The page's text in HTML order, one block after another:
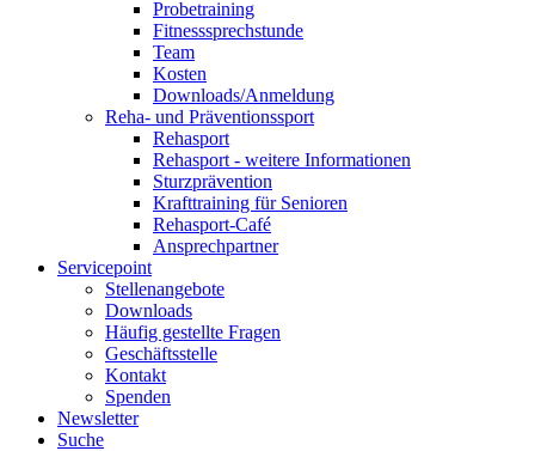
Probetraining
Fitnesssprechstunde
Team
Kosten
Downloads/Anmeldung
Reha- und Präventionssport
Rehasport
Rehasport - weitere Informationen
Sturzprävention
Krafttraining für Senioren
Rehasport-Café
Ansprechpartner
Servicepoint
Stellenangebote
Downloads
Häufig gestellte Fragen
Geschäftsstelle
Kontakt
Spenden
Newsletter
Suche